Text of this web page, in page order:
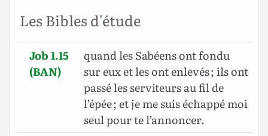
Les Bibles d'étude
Job 1.15
(BAN)
quand les Sabéens ont fondu
sur eux et les ont enlevés ; ils ont
passé les serviteurs au fil de
l’épée ; et je me suis échappé moi
seul pour te l’annoncer.